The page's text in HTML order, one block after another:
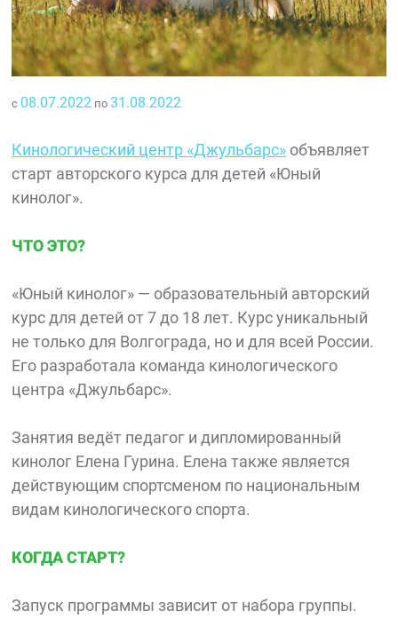
с 08.07.2022 по31.08.2022
Кинологический центр «Джульбарс» объявляет
старт авторского курса для детей «Юный
кинолог».
ЧТО ЭТО?
«Юный кинолог» — образовательный авторский
курс для детей от 7 до 18 лет. Курс уникальный
не только для Волгограда, но и для всей России.
Его разработала команда кинологического
центра «Джульбарс».
Занятия ведёт педагог и дипломированный
кинолог Елена Гурина. Елена также является
действующим спортсменом по национальным
видам кинологического спорта.
КОГДА СТАРТ?
Запуск программы зависит от набора группы.